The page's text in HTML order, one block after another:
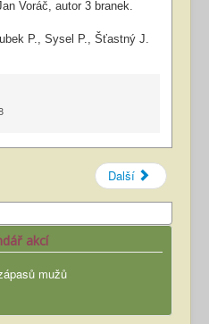
Voráč, autor 3 branek.
P., Sysel P., Šťastný J.
Další
akcí
mužů